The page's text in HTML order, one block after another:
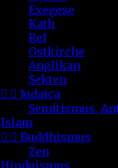
Exegese
Kath
Ref
Ostkirche
Anglikan
Sekten
  Judaica
Semitismus,
Islam
  Buddhismus
Zen
Hinduismus